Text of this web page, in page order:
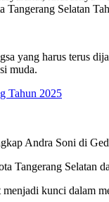
Selatan
yang harus terus
muda.
Tahun 2025
Andra Soni di
Tangerang Selatan
kunci dalam